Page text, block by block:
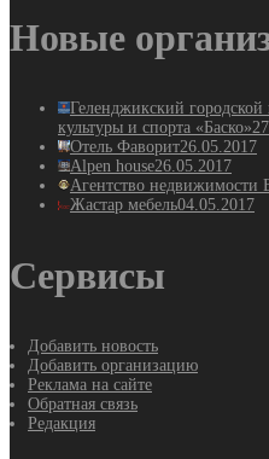
Новые
Геленджикский городской
культуры и спорта «Баско»
Отель Фаворит26.05.2017
Alpen house26.05.2017
Агентство
Жастар мебель04.05.2017
Сервисы
Добавить новость
Добавить организацию
Реклама на сайте
Обратная связь
Редакция